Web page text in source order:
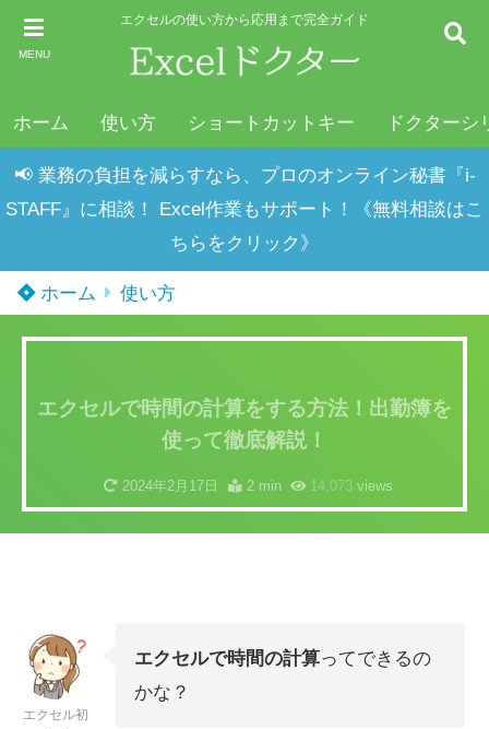
MENU
エクセルの使い方から応用まで完全ガイド
ホーム 使い方 ショートカットキー ドクターシ
📢 業務の負担を減らすなら、プロのオンライン秘書『i-
STAFF』に相談！ Excel作業もサポート！《無料相談はこ
ちらをクリック》
ホーム 使い方
エクセルで時間の計算をする方法！出勤簿を
使って徹底解説！
2024年2月17日 2 min 14,073 views
エクセル初
エクセルで時間の計算ってできるの
かな？